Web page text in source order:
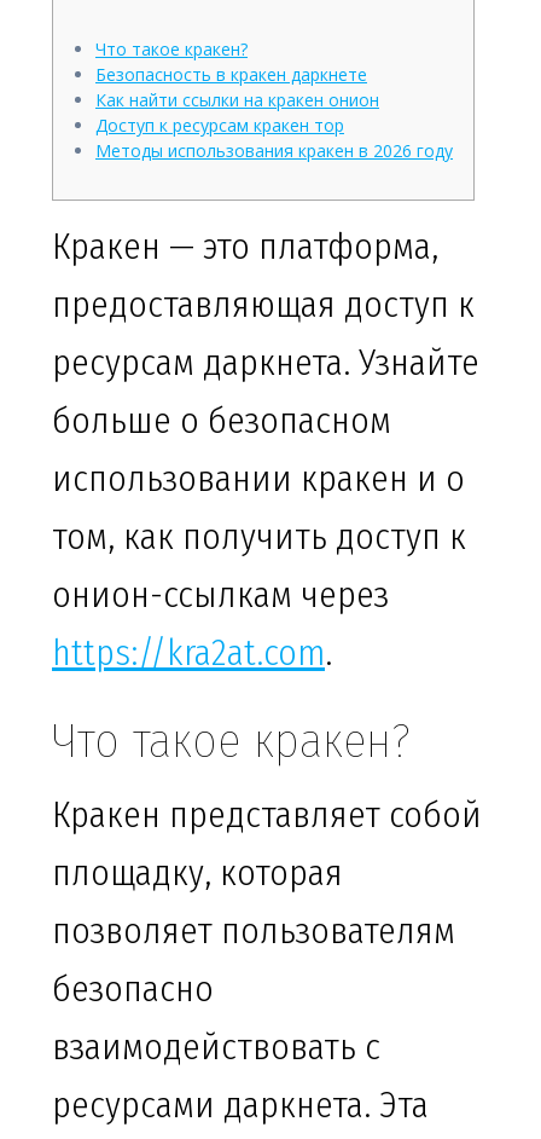
Что такое кракен?
Безопасность в кракен даркнете
Как найти ссылки на кракен онион
Доступ к ресурсам кракен тор
Методы использования кракен в 2026 году
Кракен — это платформа,
предоставляющая доступ к
ресурсам даркнета. Узнайте
больше о безопасном
использовании кракен и о
том, как получить доступ к
онион-ссылкам через
https://kra2at.com.
Что такое кракен?
Кракен представляет собой
площадку, которая
позволяет пользователям
безопасно
взаимодействовать с
ресурсами даркнета. Эта